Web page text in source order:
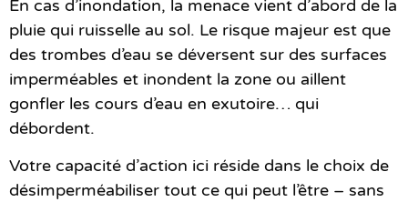
En cas d’inondation, la menace vient d’abord de la
pluie qui ruisselle au sol. Le risque majeur est que
des trombes d’eau se déversent sur des surfaces
imperméables et inondent la zone ou aillent
gonfler les cours d’eau en exutoire… qui
débordent.
Votre capacité d’action ici réside dans le choix de
désimperméabiliser tout ce qui peut l’être – sans